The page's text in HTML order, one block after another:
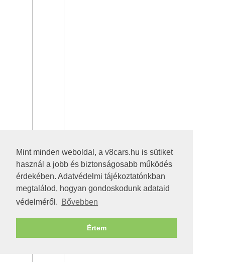
Mint minden weboldal, a v8cars.hu is sütiket
használ a jobb és biztonságosabb működés
érdekében. Adatvédelmi tájékoztatónkban
megtalálod, hogyan gondoskodunk adataid
védelméről. Bővebben
Értem